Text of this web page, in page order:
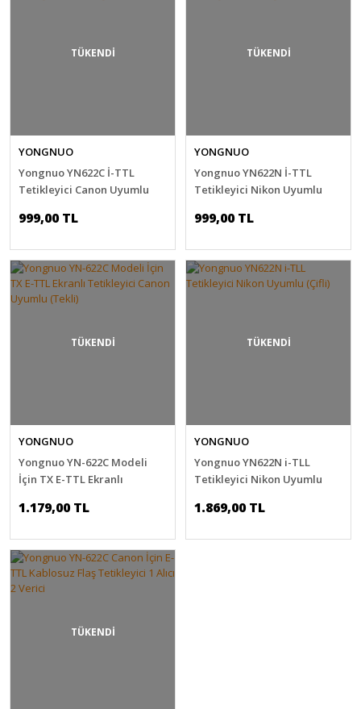
TÜKENDİ
YONGNUO
Yongnuo YN622C İ-TTL
Tetikleyici Canon Uyumlu
999,00 TL
TÜKENDİ
YONGNUO
Yongnuo YN622N İ-TTL
Tetikleyici Nikon Uyumlu
999,00 TL
TÜKENDİ
YONGNUO
Yongnuo YN-622C Modeli
İçin TX E-TTL Ekranlı
(Tekli)
1.179,00 TL
TÜKENDİ
YONGNUO
Yongnuo YN622N i-TLL
Tetikleyici Nikon Uyumlu
1.869,00 TL
TÜKENDİ